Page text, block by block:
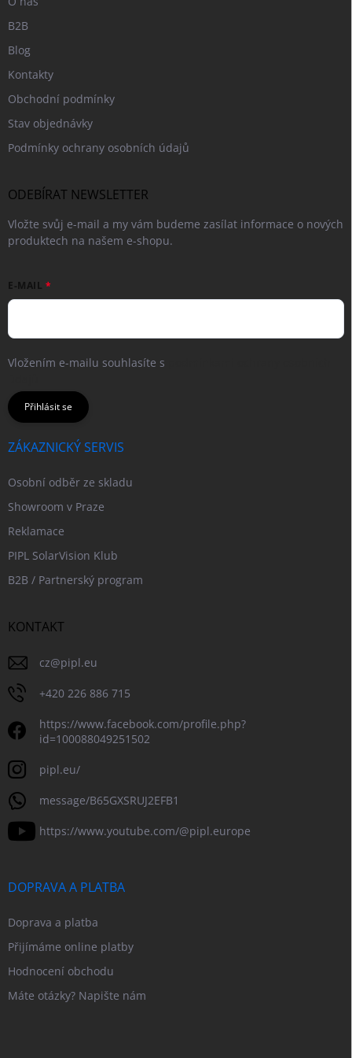
B2B
Blog
Kontakty
Obchodní podmínky
Stav objednávky
Podmínky ochrany osobních údajů
ODEBÍRAT NEWSLETTER
Vložte svůj e-mail a my vám budeme zasílat informace o nových
produktech na našem e-shopu.
E-MAIL
Vložením e-mailu souhlasíte s
Přihlásit se
ZÁKAZNICKÝ SERVIS
Osobní odběr ze skladu
Showroom v Praze
Reklamace
PIPL SolarVision Klub
B2B / Partnerský program
KONTAKT
cz@pipl.eu
+420 226 886 715
https://www.facebook.com/profile.php?
id=100088049251502
pipl.eu/
message/B65GXSRUJ2EFB1
https://www.youtube.com/@pipl.europe
DOPRAVA A PLATBA
Doprava a platba
Přijímáme online platby
Hodnocení obchodu
Máte otázky? Napište nám